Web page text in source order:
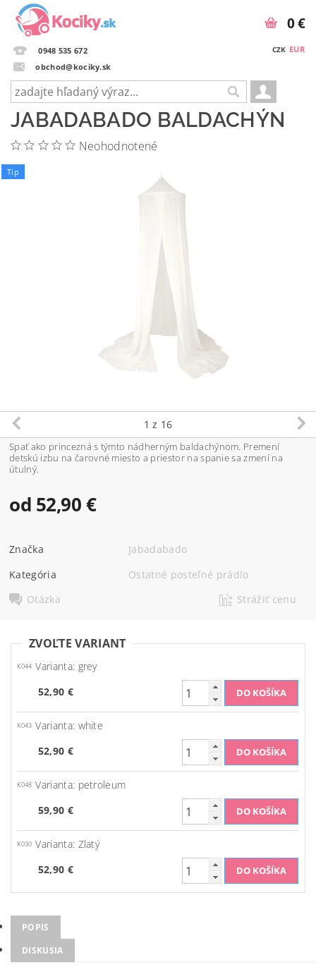
0948 535 672
obchod@kociky.sk
CZK EUR
0 €
JABADABADO BALDACHÝN
Neohodnotené
Tip
1 z 16
Spať ako princezná s týmto nádherným baldachýnom. Premení
detskú izbu na čarovné miesto a priestor na spanie sa zmení na
útulný.
od 52,90 €
Značka
Jabadabado
Kategória
Ostatné posteľné prádlo
Otázka
Strážiť cenu
ZVOĽTE VARIANT
K044 Varianta: grey
52,90 €
K043 Varianta: white
52,90 €
K048 Varianta: petroleum
59,90 €
K030 Varianta: Zlatý
52,90 €
POPIS
DISKUSIA